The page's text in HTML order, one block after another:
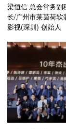
梁恒信 总会常务副
长/广州市莱茵荷软
影视(深圳) 创始人